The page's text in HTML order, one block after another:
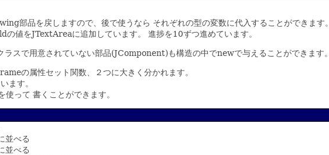
品を戻しますので、後で使うなら それぞれの型の変数に代入することができます。
値をJTextAreaに追加しています。 進捗を10ずつ進めています。
スで用意されていない部品(JComponent)も構造の中でnewで与えることができます。
の属性セット関数、２つに大きく分かれます。
ます。
って 書くことができます。
並べる
並べる